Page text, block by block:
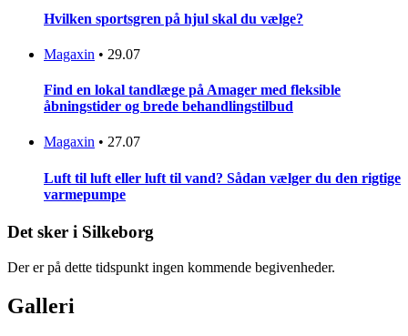
Hvilken sportsgren på hjul skal du vælge?
Magaxin • 29.07
Find en lokal tandlæge på Amager med fleksible
åbningstider og brede behandlingstilbud
Magaxin • 27.07
Luft til luft eller luft til vand? Sådan vælger du den rigtige
varmepumpe
Det sker i Silkeborg
Der er på dette tidspunkt ingen kommende begivenheder.
Galleri